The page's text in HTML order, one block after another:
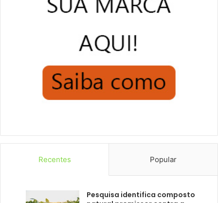
Recentes Popular
Pesquisa identifica composto